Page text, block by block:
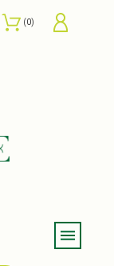
0